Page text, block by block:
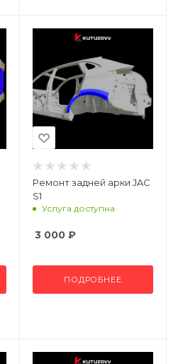
Ремонт задней арки JAC
S1
Услуга доступна
3 000₽
ПОДРОБНЕЕ